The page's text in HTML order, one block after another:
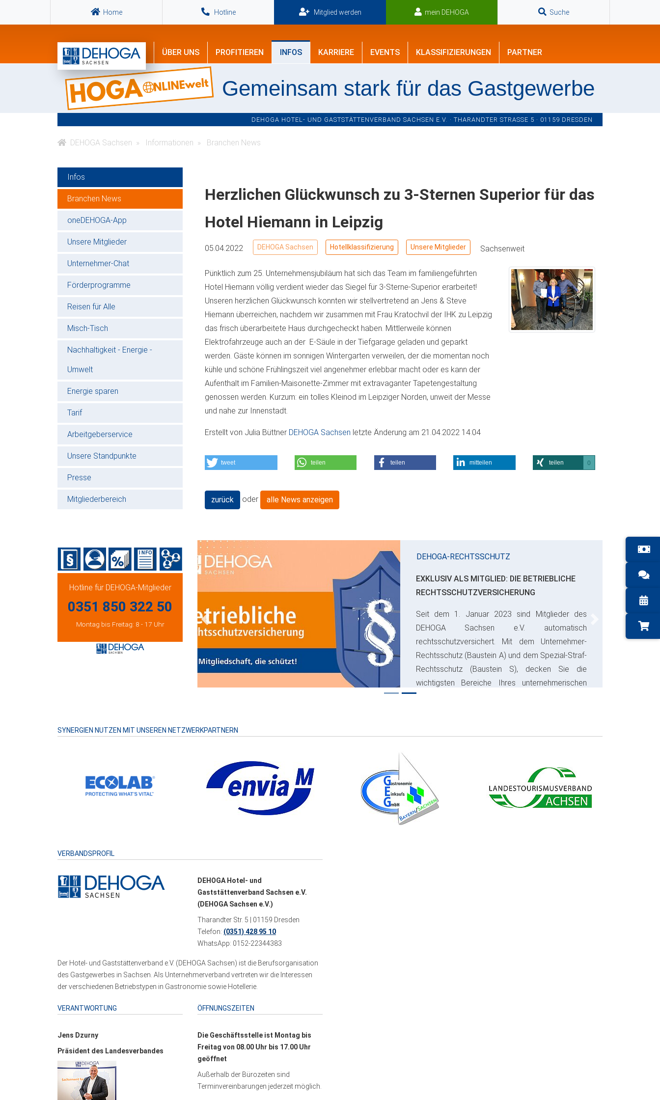
Home Hotline Mitglied werden mein DEHOGA Suche
ÜBER UNS PROFITIEREN INFOS KARRIERE EVENTS KLASSIFIZIERUNGEN PARTNER
Gemeinsam stark für das Gastgewerbe
DEHOGA HOTEL- UND GASTSTÄTTENVERBAND SACHSEN E.V. · THARANDTER STRASSE 5 · 01159 DRESDEN
DEHOGA Sachsen Informationen Branchen News
Infos
Branchen News
oneDEHOGA-App
Unsere Mitglieder
Unternehmer-Chat
Förderprogramme
Reisen für Alle
Misch-Tisch
Nachhaltigkeit - Energie -
Umwelt
Energie sparen
Tarif
Arbeitgeberservice
Unsere Standpunkte
Presse
Mitgliederbereich
Hotline für DEHOGA-Mitglieder
0351 850 322 50
Montag bis Freitag: 8 - 17 Uhr
Herzlichen Glückwunsch zu 3-Sternen Superior für das
Hotel Hiemann in Leipzig
05.04.2022 DEHOGA Sachsen Hotellklassifizierung Unsere Mitglieder Sachsenweit
Pünktlich zum 25. Unternehmensjubiläum hat sich das Team im familiengeführten
Hotel Hiemann völlig verdient wieder das Siegel für 3-Sterne-Superior erarbeitet!
Unseren herzlichen Glückwunsch konnten wir stellvertretend an Jens & Steve
Hiemann überreichen, nachdem wir zusammen mit Frau Kratochvil der IHK zu Leipzig
das frisch überarbeitete Haus durchgecheckt haben. Mittlerweile können
Elektrofahrzeuge auch an der E-Säule in der Tiefgarage geladen und geparkt
werden. Gäste können im sonnigen Wintergarten verweilen, der die momentan noch
kühle und schöne Frühlingszeit viel angenehmer erlebbar macht oder es kann der
Aufenthalt im Familien-Maisonette-Zimmer mit extravaganter Tapetengestaltung
genossen werden. Kurzum: ein tolles Kleinod im Leipziger Norden, unweit der Messe
und nahe zur Innenstadt.
Erstellt von Julia Büttner DEHOGA Sachsen letzte Änderung am 21.04.2022 14:04
tweet teilen teilen mitteilen teilen 0
zurück oder alle News anzeigen
DEHOGA-RECHTSSCHUTZ
EXKLUSIV ALS MITGLIED: DIE BETRIEBLICHE
RECHTSSCHUTZVERSICHERUNG
Seit dem 1. Januar 2023 sind Mitglieder des
DEHOGA Sachsen e.V. automatisch
rechtsschutzversichert. Mit dem Unternehmer-
Rechtsschutz (Baustein A) und dem Spezial-Straf-
Rechtsschutz (Baustein S), decken Sie die
wichtigsten Bereiche Ihres unternehmerischen
Risikos ab und sparen bares Geld.
Previous
SYNERGIEN NUTZEN MIT UNSEREN NETZWERKPARTNERN
VERBANDSPROFIL
DEHOGA Hotel- und
Gaststättenverband Sachsen e.V.
(DEHOGA Sachsen e.V.)
Tharandter Str. 5 | 01159 Dresden
Telefon: (0351) 428 95 10
WhatsApp: 0152-22344383
Der Hotel- und Gaststättenverband e.V. (DEHOGA Sachsen) ist die Berufsorganisation
des Gastgewerbes in Sachsen. Als Unternehmerverband vertreten wir die Interessen
der verschiedenen Betriebstypen in Gastronomie sowie Hotellerie.
VERANTWORTUNG
Jens Dzurny
Präsident des Landesverbandes
ÖFFNUNGSZEITEN
Die Geschäftsstelle ist Montag bis
Freitag von 08.00 Uhr bis 17.00 Uhr
geöffnet
Außerhalb der Bürozeiten sind
Terminvereinbarungen jederzeit möglich.